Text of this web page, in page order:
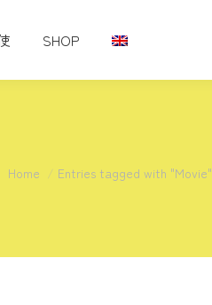
SHOP
You are here:
Home Entries tagged with "Movie"